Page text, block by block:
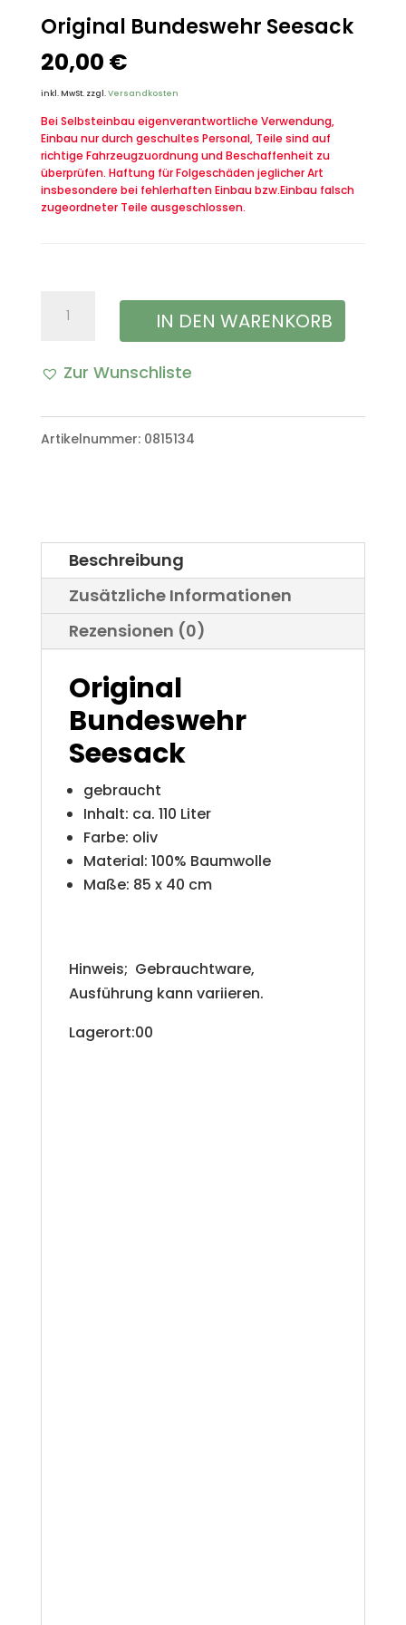
Original Bundeswehr Seesack
20,00 €
inkl. MwSt. zzgl.Versandkosten
Bei Selbsteinbau eigenverantwortliche Verwendung,
Einbau nur durch geschultes Personal, Teile sind auf
richtige Fahrzeugzuordnung und Beschaffenheit zu
überprüfen. Haftung für Folgeschäden jeglicher Art
insbesondere bei fehlerhaften Einbau bzw.Einbau falsch
zugeordneter Teile ausgeschlossen.
Original
Bundeswehr
Seesack
IN DEN WARENKORB
Zur Wunschliste
Artikelnummer: 0815134
Beschreibung
Zusätzliche Informationen
Rezensionen (0)
Original
Bundeswehr
Seesack
gebraucht
Inhalt: ca. 110 Liter
Farbe: oliv
Material: 100% Baumwolle
Maße: 85 x 40 cm
Hinweis; Gebrauchtware,
Ausführung kann variieren.
Lagerort:00